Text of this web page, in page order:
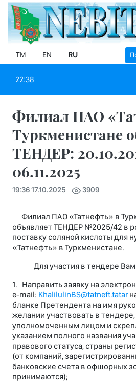
TM EN RU
22:38
Филиал ПАО
Туркменистане
ТЕНДЕР:
06.11.2025
19:36 17.10.2025 3909
Филиал ПАО «Татнефть» в
объявляет ТЕНДЕР №2025/42 в
поставку соляной кислоты для
«Татнефть» в Туркменистане.
Для участия в тендере Вам
1. Направить заявку на
e-mail: KhalilulinBS@tatneft.tatar
бланке Претендента на имя
желании участвовать в
уполномоченным лицом и
указанием полного названия
правового статуса, страны
(от компаний,
банковские счета в офшорных
принимаются);